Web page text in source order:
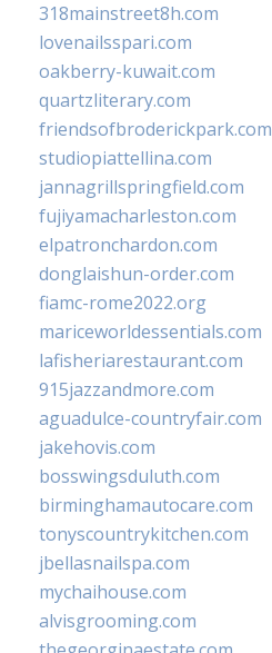
318mainstreet8h.com
lovenailsspari.com
oakberry-kuwait.com
quartzliterary.com
friendsofbroderickpark.com
studiopiattellina.com
jannagrillspringfield.com
fujiyamacharleston.com
elpatronchardon.com
donglaishun-order.com
fiamc-rome2022.org
mariceworldessentials.com
lafisheriarestaurant.com
915jazzandmore.com
aguadulce-countryfair.com
jakehovis.com
bosswingsduluth.com
birminghamautocare.com
tonyscountrykitchen.com
jbellasnailspa.com
mychaihouse.com
alvisgrooming.com